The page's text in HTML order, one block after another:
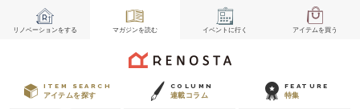
リノベーションをする マガジンを読む イベント に行く アイテムを買う
ITEM SEARCH
アイテムを探す
COLUMN
連載コラム
FEATURE
特集